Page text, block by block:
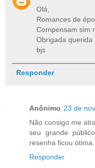
Olá,
Romances de
Compensam sim
Obrigada querida
bjs
Responder
Anônimo 23 de
Não consigo me
seu grande
resenha ficou
Responder